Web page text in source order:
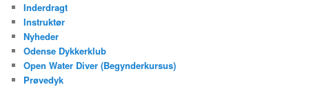
Inderdragt
Instruktør
Nyheder
Odense Dykkerklub
Open Water Diver (Begynderkursus)
Prøvedyk